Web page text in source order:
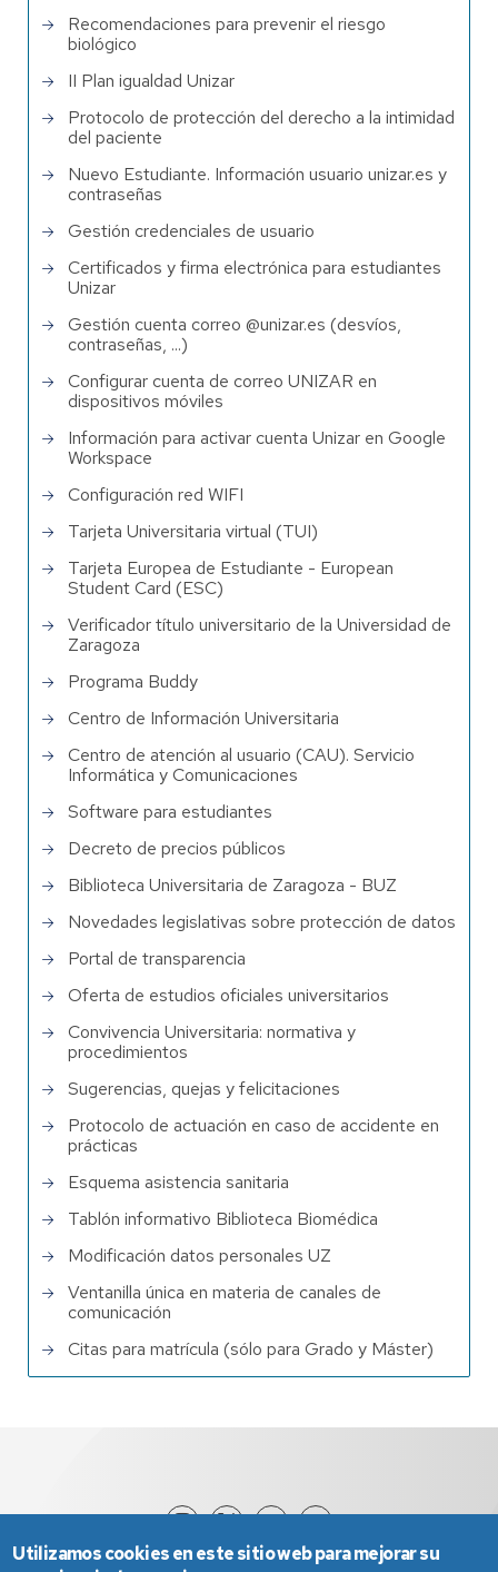
Recomendaciones para prevenir el riesgo
biológico
II Plan igualdad Unizar
Protocolo de protección del derecho a la intimidad
del paciente
Nuevo Estudiante. Información usuario unizar.es y
contraseñas
Gestión credenciales de usuario
Certificados y firma electrónica para estudiantes
Unizar
Gestión cuenta correo @unizar.es (desvíos,
contraseñas, ...)
Configurar cuenta de correo UNIZAR en
dispositivos móviles
Información para activar cuenta Unizar en Google
Workspace
Configuración red WIFI
Tarjeta Universitaria virtual (TUI)
Tarjeta Europea de Estudiante - European
Student Card (ESC)
Verificador título universitario de la Universidad de
Zaragoza
Programa Buddy
Centro de Información Universitaria
Centro de atención al usuario (CAU). Servicio
Informática y Comunicaciones
Software para estudiantes
Decreto de precios públicos
Biblioteca Universitaria de Zaragoza - BUZ
Novedades legislativas sobre protección de datos
Portal de transparencia
Oferta de estudios oficiales universitarios
Convivencia Universitaria: normativa y
procedimientos
Sugerencias, quejas y felicitaciones
Protocolo de actuación en caso de accidente en
prácticas
Esquema asistencia sanitaria
Tablón informativo Biblioteca Biomédica
Modificación datos personales UZ
Ventanilla única en materia de canales de
comunicación
Citas para matrícula (sólo para Grado y Máster)
Utilizamos cookies en este sitio web para mejorar su